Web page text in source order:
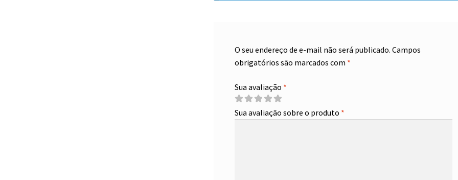
O seu endereço de e-mail não será publicado. Campos
obrigatórios são marcados com *
Sua avaliação *
Sua avaliação sobre o produto *